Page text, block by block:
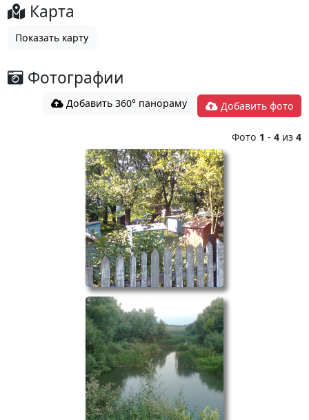
Карта
Показать карту
Фотографии
Добавить 360° панораму Добавить фото
Фото 1 -4 из4